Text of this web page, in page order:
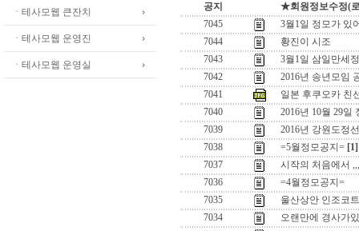
ㆍ테사모웹 큰잔치
ㆍ테사모웹 운영진
ㆍ테사모웹 운영실
공지
★회원정보수정(
7045
3월1일 정모가 있
7044
황진이 시조
7043
3월1일 삼일만세
7042
2016년 송년모임
7041
일본 후쿠오카 친
7040
2016년 10월 29일
7039
2016년 강원도정
7038
=5월정모공지= [1]
7037
시작의 처음에서 ,,,
7036
=4월정모공지=
7035
울산상안 인조코
7034
오랜만에 경사가